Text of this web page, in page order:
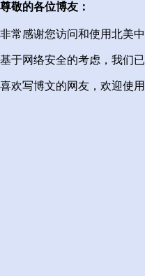
尊敬的各位博友：
非常感谢您访问和使用北美中
基于网络安全的考虑，我们
喜欢写博文的网友，欢迎使